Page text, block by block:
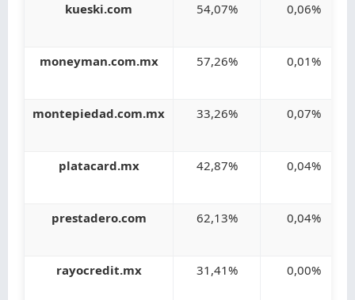
kueski.com 54,07% 0,06%
moneyman.com.mx 57,26% 0,01%
montepiedad.com.mx 33,26% 0,07%
platacard.mx 42,87% 0,04%
prestadero.com 62,13% 0,04%
rayocredit.mx 31,41% 0,00%